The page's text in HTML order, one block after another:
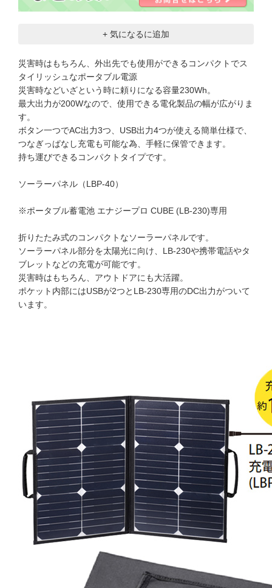
+ 気になるに追加
災害時はもちろん、外出先でも使用ができるコンパクトでス
タイリッシュなポータブル電源
災害時などいざという時に頼りになる容量230Wh。
最大出力が200Wなので、使用できる電化製品の幅が広がりま
す。
ボタン一つでAC出力3つ、USB出力4つが使える簡単仕様で、
つなぎっぱなし充電も可能な為、手軽に保管できます。
持ち運びできるコンパクトタイプです。
ソーラーパネル（LBP-40）
※ポータブル蓄電池 エナジープロ CUBE (LB-230)専用
折りたたみ式のコンパクトなソーラーパネルです。
ソーラーパネル部分を太陽光に向け、LB-230や携帯電話やタ
ブレットなどの充電が可能です。
災害時はもちろん、アウトドアにも大活躍。
ポケット内部にはUSBが2つとLB-230専用のDC出力がついて
います。